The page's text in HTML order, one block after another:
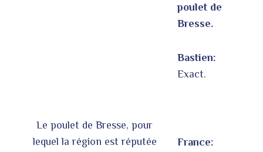
Le poulet de Bresse, pour
lequel la région est réputée
poulet de
Bresse.
Bastien:
Exact.
France: